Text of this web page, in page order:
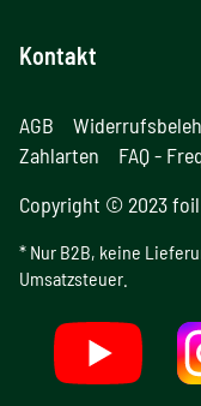
Kontakt
AGB
Zahlarten
FAQ -
Copyright © 2023
* Nur B2B, keine
Umsatzsteuer.